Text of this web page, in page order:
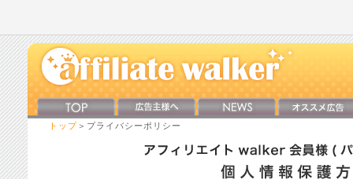
トップ ＞プライバシーポリシー